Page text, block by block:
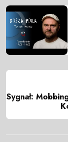
Sygnał: